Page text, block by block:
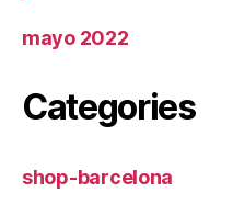
mayo 2022
Categories
shop-barcelona